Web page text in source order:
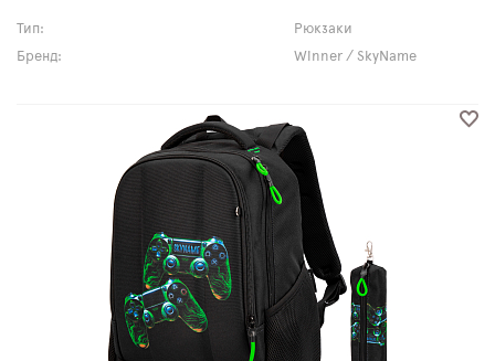
Тип:
Рюкзаки
Бренд:
Winner / SkyName